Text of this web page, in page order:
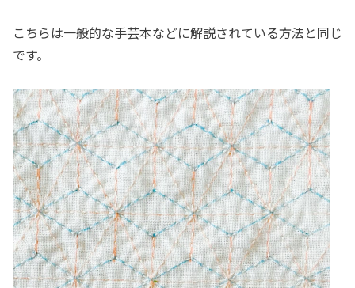
こちらは一般的な手芸本などに解説されている方法と同じ
です。